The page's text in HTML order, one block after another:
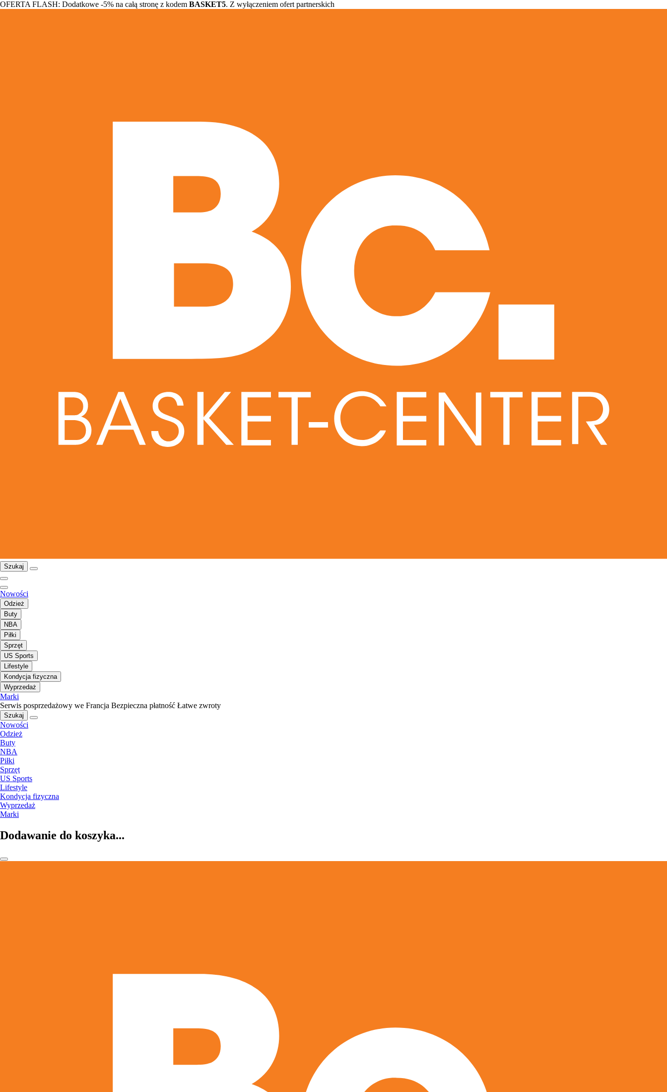
OFERTA FLASH: Dodatkowe -5% na całą stronę z kodem BASKET5. Z wyłączeniem ofert partnerskich
Szukaj
Nowości
Odzież
Buty
NBA
Piłki
Sprzęt
US Sports
Lifestyle
Kondycja fizyczna
Wyprzedaż
Marki
Serwis posprzedażowy we Francja Bezpieczna płatność Łatwe zwroty
Szukaj
Nowości
Odzież
Buty
NBA
Piłki
Sprzęt
US Sports
Lifestyle
Kondycja fizyczna
Wyprzedaż
Marki
Dodawanie do koszyka...